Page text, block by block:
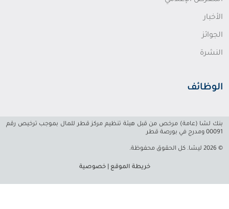
الأخبار
الجوائز
النشرة
الوظائف
بنك لشا (عامة) مرخص من قبل هيئة تنظيم مركز قطر للمال بموجب ترخيص رقم
00091 ومدرج في بورصة قطر
خريطة الموقع|خصوصية